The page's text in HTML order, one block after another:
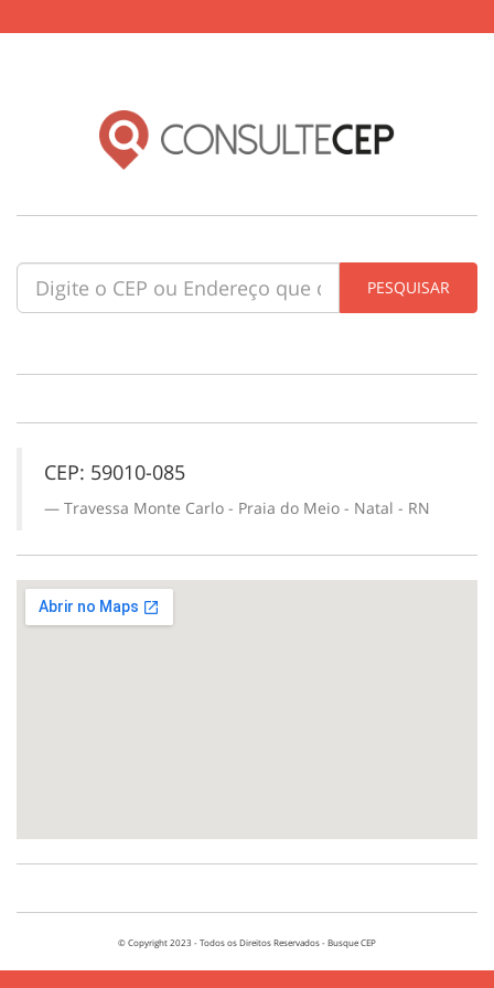
CEP: 59010-085
Travessa Monte Carlo - Praia do Meio - Natal - RN
© Copyright 2023 - Todos os Direitos Reservados - Busque CEP